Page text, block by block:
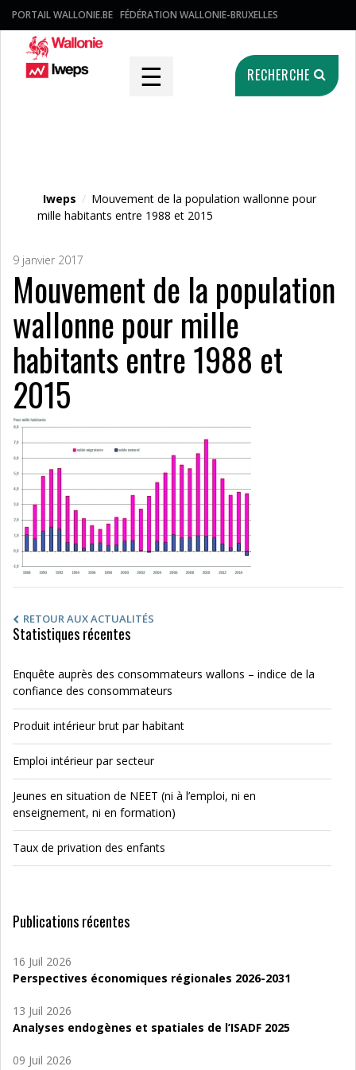
PORTAIL WALLONIE.BE FÉDÉRATION WALLONIE-BRUXELLES
☰ RECHERCHE
Iweps / Mouvement de la population wallonne pour
mille habitants entre 1988 et 2015
9 janvier 2017
Mouvement de la population
wallonne pour mille
habitants entre 1988 et
2015
RETOUR AUX ACTUALITÉS
Statistiques récentes
Enquête auprès des consommateurs wallons – indice de la
confiance des consommateurs
Produit intérieur brut par habitant
Emploi intérieur par secteur
Jeunes en situation de NEET (ni à l’emploi, ni en
enseignement, ni en formation)
Taux de privation des enfants
Publications récentes
16 Juil 2026
Perspectives économiques régionales 2026-2031
13 Juil 2026
Analyses endogènes et spatiales de l’ISADF 2025
09 Juil 2026